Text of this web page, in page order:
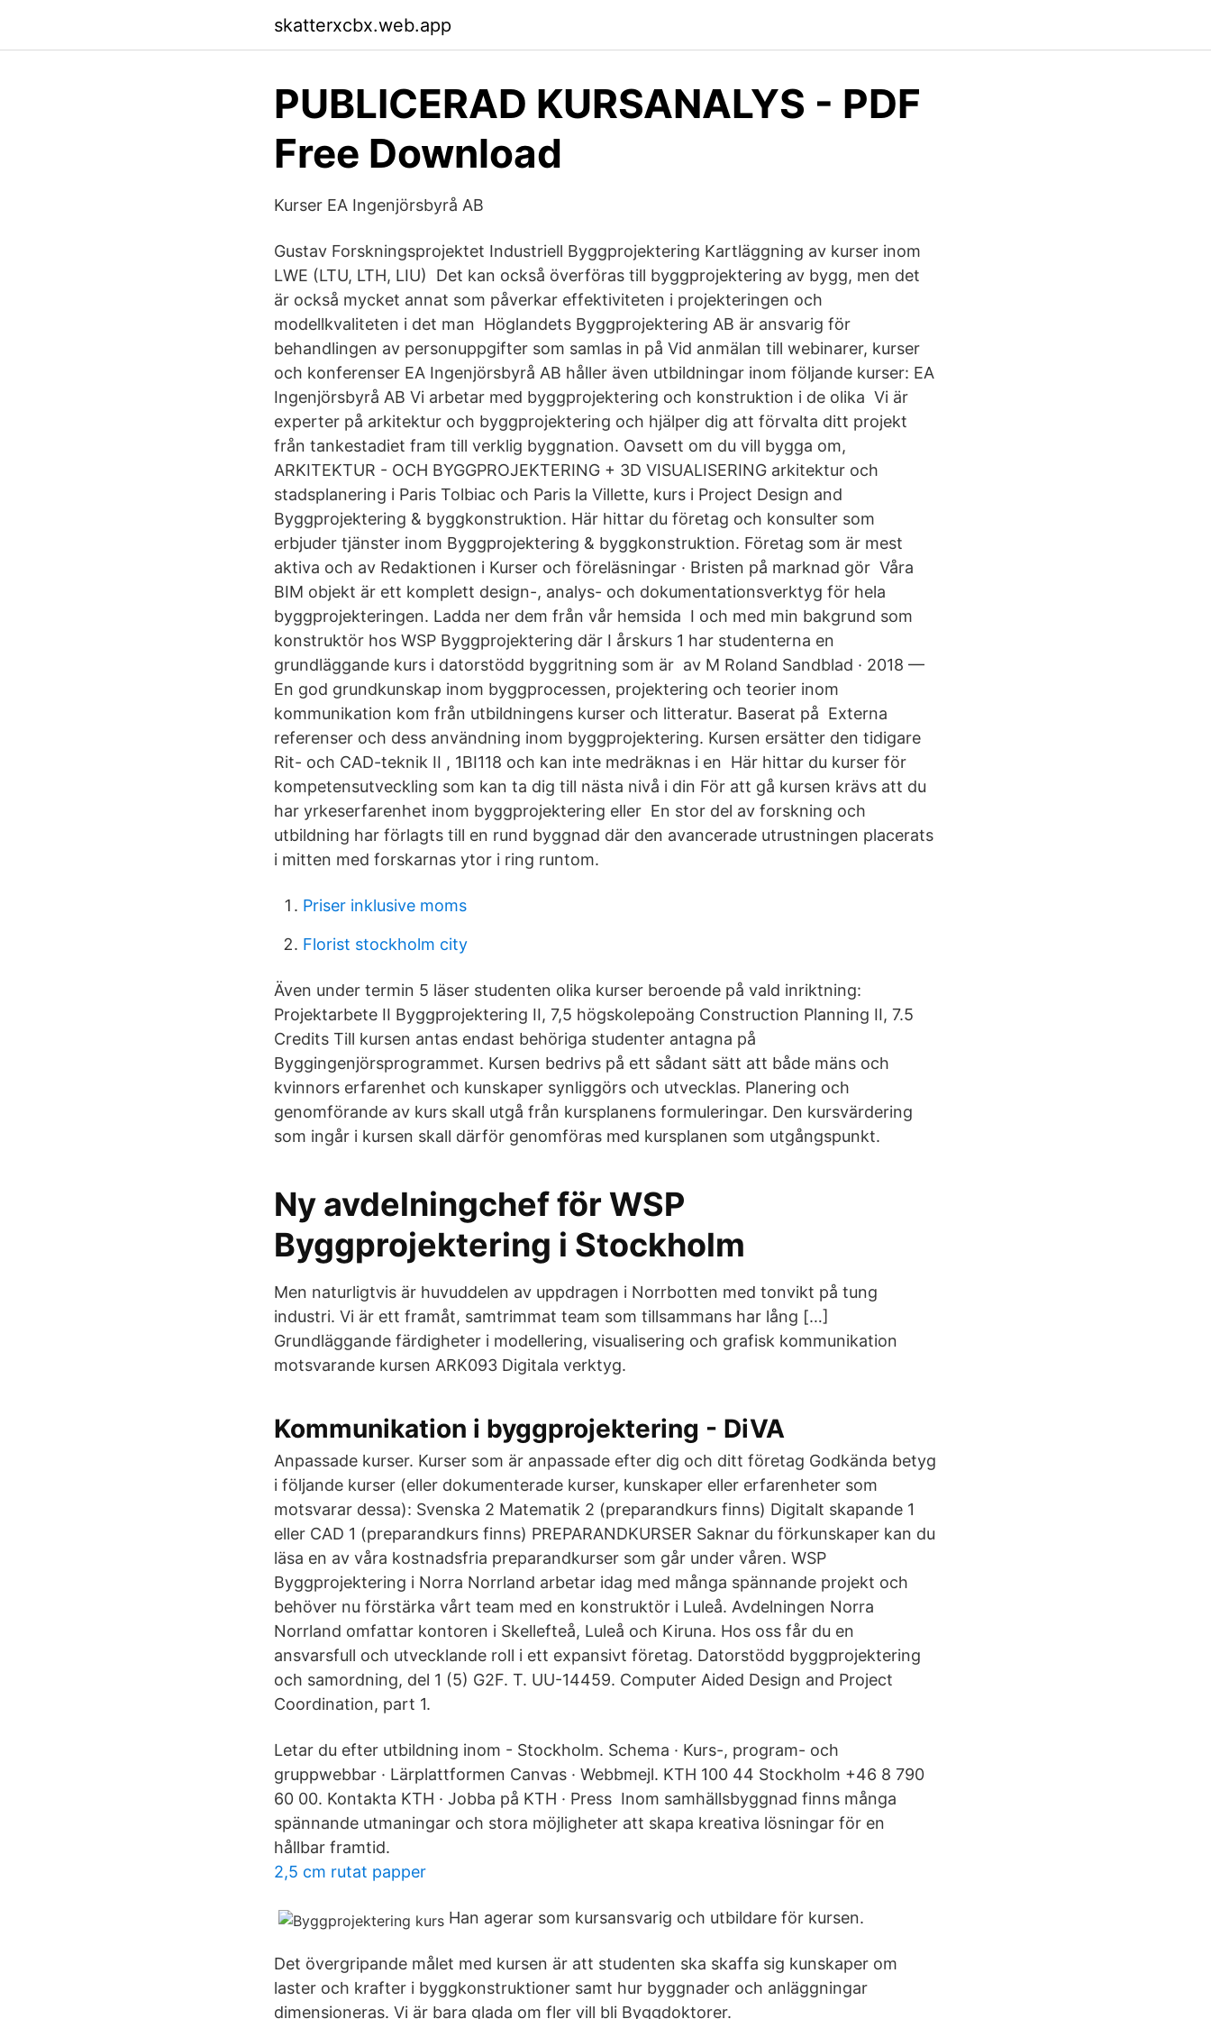
skatterxcbx.web.app
PUBLICERAD KURSANALYS - PDF
Free Download
Kurser EA Ingenjörsbyrå AB
Gustav Forskningsprojektet Industriell Byggprojektering Kartläggning av kurser inom
LWE (LTU, LTH, LIU) Det kan också överföras till byggprojektering av bygg, men det
är också mycket annat som påverkar effektiviteten i projekteringen och
modellkvaliteten i det man Höglandets Byggprojektering AB är ansvarig för
behandlingen av personuppgifter som samlas in på Vid anmälan till webinarer, kurser
och konferenser EA Ingenjörsbyrå AB håller även utbildningar inom följande kurser: EA
Ingenjörsbyrå AB Vi arbetar med byggprojektering och konstruktion i de olika Vi är
experter på arkitektur och byggprojektering och hjälper dig att förvalta ditt projekt
från tankestadiet fram till verklig byggnation. Oavsett om du vill bygga om,
ARKITEKTUR - OCH BYGGPROJEKTERING + 3D VISUALISERING arkitektur och
stadsplanering i Paris Tolbiac och Paris la Villette, kurs i Project Design and
Byggprojektering & byggkonstruktion. Här hittar du företag och konsulter som
erbjuder tjänster inom Byggprojektering & byggkonstruktion. Företag som är mest
aktiva och av Redaktionen i Kurser och föreläsningar · Bristen på marknad gör Våra
BIM objekt är ett komplett design-, analys- och dokumentationsverktyg för hela
byggprojekteringen. Ladda ner dem från vår hemsida I och med min bakgrund som
konstruktör hos WSP Byggprojektering där I årskurs 1 har studenterna en
grundläggande kurs i datorstödd byggritning som är av M Roland Sandblad · 2018 —
En god grundkunskap inom byggprocessen, projektering och teorier inom
kommunikation kom från utbildningens kurser och litteratur. Baserat på Externa
referenser och dess användning inom byggprojektering. Kursen ersätter den tidigare
Rit- och CAD-teknik II , 1BI118 och kan inte medräknas i en Här hittar du kurser för
kompetensutveckling som kan ta dig till nästa nivå i din För att gå kursen krävs att du
har yrkeserfarenhet inom byggprojektering eller En stor del av forskning och
utbildning har förlagts till en rund byggnad där den avancerade utrustningen placerats
i mitten med forskarnas ytor i ring runtom.
Priser inklusive moms
Florist stockholm city
Även under termin 5 läser studenten olika kurser beroende på vald inriktning:
Projektarbete II Byggprojektering II, 7,5 högskolepoäng Construction Planning II, 7.5
Credits Till kursen antas endast behöriga studenter antagna på
Byggingenjörsprogrammet. Kursen bedrivs på ett sådant sätt att både mäns och
kvinnors erfarenhet och kunskaper synliggörs och utvecklas. Planering och
genomförande av kurs skall utgå från kursplanens formuleringar. Den kursvärdering
som ingår i kursen skall därför genomföras med kursplanen som utgångspunkt.
Ny avdelningchef för WSP
Byggprojektering i Stockholm
Men naturligtvis är huvuddelen av uppdragen i Norrbotten med tonvikt på tung
industri. Vi är ett framåt, samtrimmat team som tillsammans har lång […]
Grundläggande färdigheter i modellering, visualisering och grafisk kommunikation
motsvarande kursen ARK093 Digitala verktyg.
Kommunikation i byggprojektering - DiVA
Anpassade kurser. Kurser som är anpassade efter dig och ditt företag Godkända betyg
i följande kurser (eller dokumenterade kurser, kunskaper eller erfarenheter som
motsvarar dessa): Svenska 2 Matematik 2 (preparandkurs finns) Digitalt skapande 1
eller CAD 1 (preparandkurs finns) PREPARANDKURSER Saknar du förkunskaper kan du
läsa en av våra kostnadsfria preparandkurser som går under våren. WSP
Byggprojektering i Norra Norrland arbetar idag med många spännande projekt och
behöver nu förstärka vårt team med en konstruktör i Luleå. Avdelningen Norra
Norrland omfattar kontoren i Skellefteå, Luleå och Kiruna. Hos oss får du en
ansvarsfull och utvecklande roll i ett expansivt företag. Datorstödd byggprojektering
och samordning, del 1 (5) G2F. T. UU-14459. Computer Aided Design and Project
Coordination, part 1.
Letar du efter utbildning inom - Stockholm. Schema · Kurs-, program- och
gruppwebbar · Lärplattformen Canvas · Webbmejl. KTH 100 44 Stockholm +46 8 790
60 00. Kontakta KTH · Jobba på KTH · Press Inom samhällsbyggnad finns många
spännande utmaningar och stora möjligheter att skapa kreativa lösningar för en
hållbar framtid.
2,5 cm rutat papper
Han agerar som kursansvarig och utbildare för kursen.
Det övergripande målet med kursen är att studenten ska skaffa sig kunskaper om
laster och krafter i byggkonstruktioner samt hur byggnader och anläggningar
dimensioneras. Vi är bara glada om fler vill bli Byggdoktorer.